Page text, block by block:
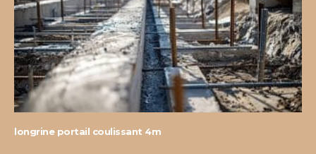
longrine portail coulissant 4m